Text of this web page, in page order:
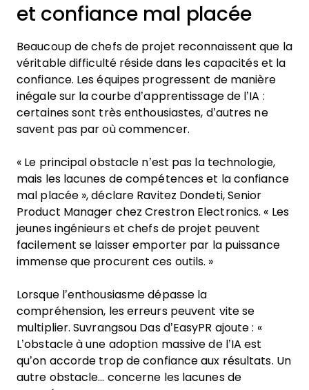
et confiance mal placée
Beaucoup de chefs de projet reconnaissent que la
véritable difficulté réside dans les capacités et la
confiance. Les équipes progressent de manière
inégale sur la courbe d’apprentissage de l’IA :
certaines sont très enthousiastes, d’autres ne
savent pas par où commencer.
« Le principal obstacle n’est pas la technologie,
mais les lacunes de compétences et la confiance
mal placée », déclare Ravitez Dondeti, Senior
Product Manager chez Crestron Electronics. « Les
jeunes ingénieurs et chefs de projet peuvent
facilement se laisser emporter par la puissance
immense que procurent ces outils. »
Lorsque l’enthousiasme dépasse la
compréhension, les erreurs peuvent vite se
multiplier. Suvrangsou Das d’EasyPR ajoute : «
L’obstacle à une adoption massive de l’IA est
qu’on accorde trop de confiance aux résultats. Un
autre obstacle… concerne les lacunes de